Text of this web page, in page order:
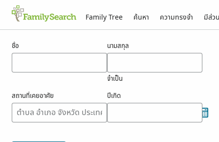
Family Tree ค้นหา ความทรงจำ มีส่ว
ชื่อ นามสกุล
จำเป็น
สถานที่เคยอาศัย
ปีเกิด